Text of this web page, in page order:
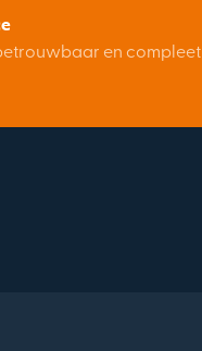
en compleet